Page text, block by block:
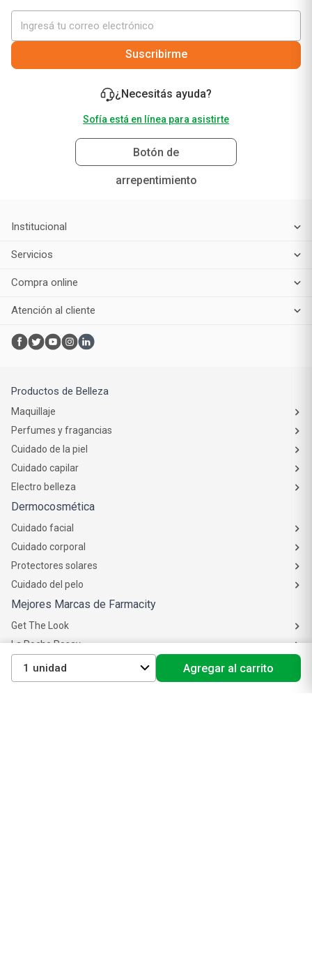
1 Agregar al carrito
Suscribirme
¿Necesitás ayuda?
Sofía está en línea para asistirte
Botón de
arrepentimiento
Institucional
Servicios
Compra online
Atención al cliente
Productos de Belleza
Maquillaje
Perfumes y fragancias
Cuidado de la piel
Cuidado capilar
Electro belleza
Dermocosmética
Cuidado facial
Cuidado corporal
Protectores solares
Cuidado del pelo
Mejores Marcas de Farmacity
Get The Look
La Roche Posay
Vichy
Eucerin